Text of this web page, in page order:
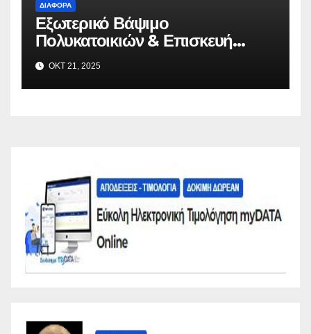
ΔΙΆΦΟΡΑ
Εξωτερικό Βάψιμο
Πολυκατοικιών & Επισκευή
Μπαλκονιών σε Όλη την Αττική –
VAFO.GR
ΟΚΤ 21, 2025